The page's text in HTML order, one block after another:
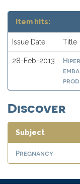
Item hits:
Issue Date Title
28-Feb-2013
Discover
Subject
Pregnancy